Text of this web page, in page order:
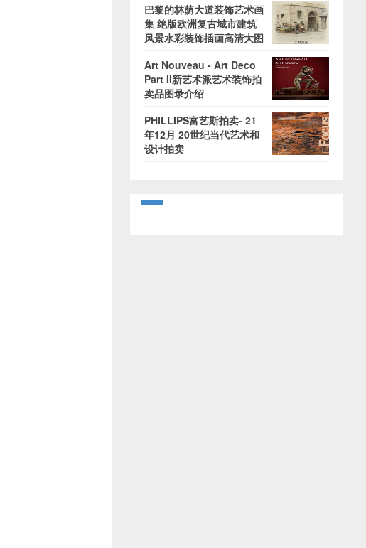
巴黎的林荫大道装饰艺术画
集 绝版欧洲复古城市建筑
风景水彩装饰插画高清大图
Art Nouveau - Art Deco
Part II新艺术派艺术装饰拍
卖品图录介绍
PHILLIPS富艺斯拍卖- 21
年12月 20世纪当代艺术和
设计拍卖